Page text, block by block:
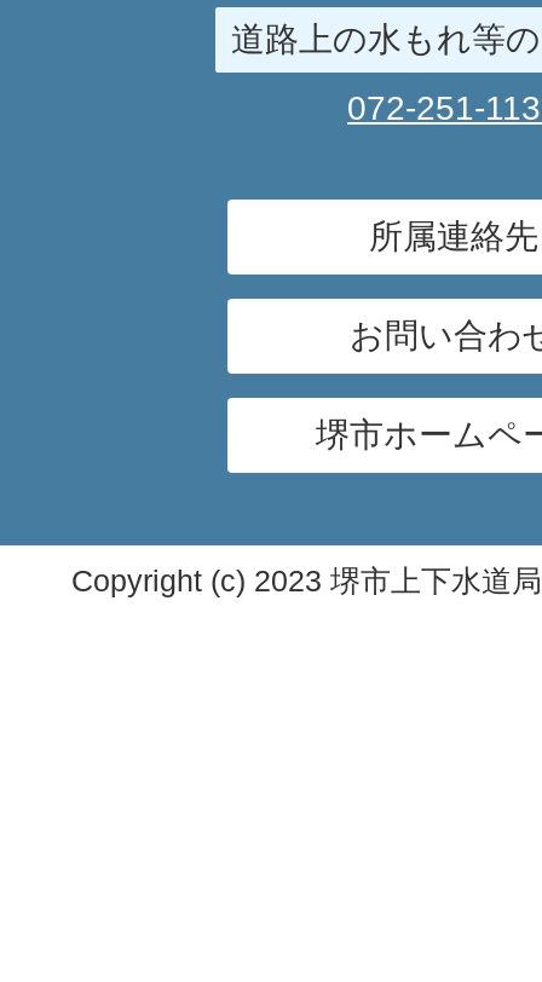
道路上の水もれ等
072-251-
所属連絡先
お問い合わ
堺市ホームペ
Copyright (c) 2023 堺市上下水道